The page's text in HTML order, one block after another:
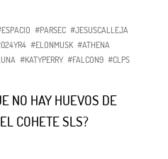
#PARSEC #JESUSCALLEJA
#ELONMUSK #ATHENA
#KATYPERRY #FALCON9 #CLPS
NO HAY HUEVOS DE
COHETE SLS?